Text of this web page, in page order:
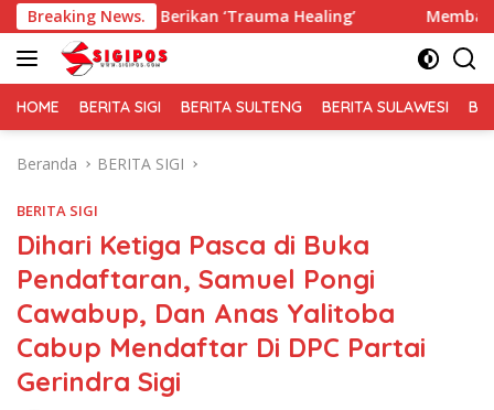
Langsung
ke
konten
Breaking News.
Berikan ‘Trauma Healing’ Membaur Tanpa Sekat,
HOME BERITA SIGI BERITA SULTENG BERITA SULAWESI
Beranda BERITA SIGI
BERITA SIGI
Dihari Ketiga Pasca di Buka
Pendaftaran, Samuel Pongi
Cawabup, Dan Anas Yalitoba
Cabup Mendaftar Di DPC Partai
Gerindra Sigi